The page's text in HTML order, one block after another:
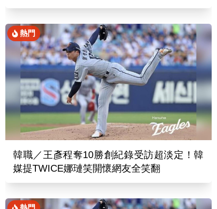
傻
熱門
韓職／王彥程奪10勝創紀錄受訪超淡定！韓
媒提TWICE娜璉笑開懷網友全笑翻